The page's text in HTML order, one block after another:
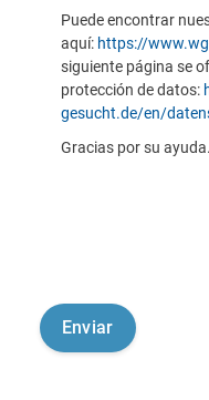
Puede encontrar
aquí: https://
siguiente página se
protección de datos:
gesucht.de/en/
Gracias por su ayuda.